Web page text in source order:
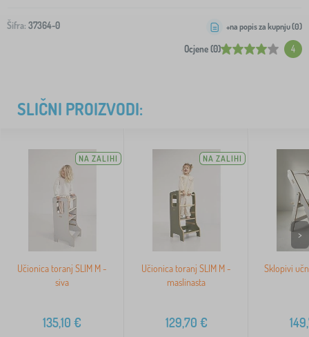
Šifra: 37364-0
Ocjene (0) 4
+na popis za kupnju (0)
SLIČNI PROIZVODI:
NA ZALIHI
Učionica toranj SLIM M -
siva
135,10 €
NA ZALIHI
Učionica toranj SLIM M -
maslinasta
129,70 €
Sklopivi
>